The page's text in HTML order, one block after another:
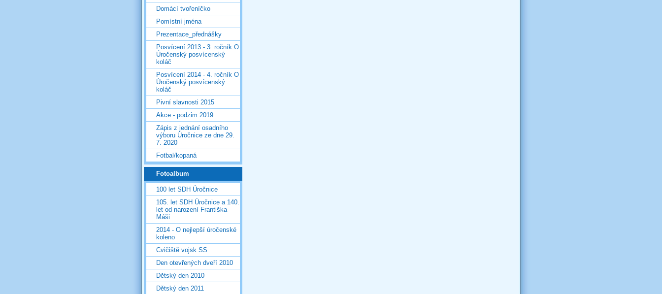
Domácí tvořeníčko
Pomístní jména
Prezentace_přednášky
Posvícení 2013 - 3. ročník O
Úročenský posvícenský
koláč
Posvícení 2014 - 4. ročník O
Úročenský posvícenský
koláč
Pivní slavnosti 2015
Akce - podzim 2019
Zápis z jednání osadního
výboru Úročnice ze dne 29.
7. 2020
Fotbal/kopaná
Fotoalbum
100 let SDH Úročnice
105. let SDH Úročnice a 140.
let od narození Františka
Máši
2014 - O nejlepší úročenské
koleno
Cvičiště vojsk SS
Den otevřených dveří 2010
Dětský den 2010
Dětský den 2011